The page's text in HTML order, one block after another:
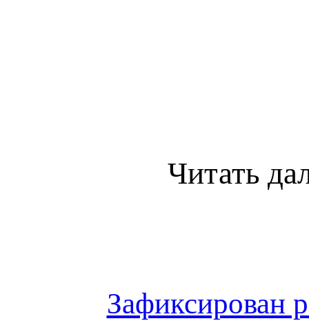
Читать
Зафиксирован